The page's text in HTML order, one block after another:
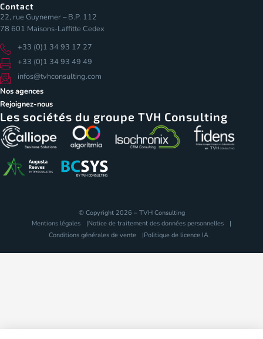
Contact
22, rue Guynemer – B.P. 112
78 601 Maisons-Laffitte Cedex
+33 (0)1 34 93 17 27
+33 (0)1 34 93 49 49
infos@tvhconsulting.com
Nos agences
Rejoignez-nous
Les sociétés du groupe TVH Consulting
© Copyright 2026 – TVH Consulting
Mentions légales
Notice de traitement des données personnelles
Conditions générales de vente
Politique de licence IA